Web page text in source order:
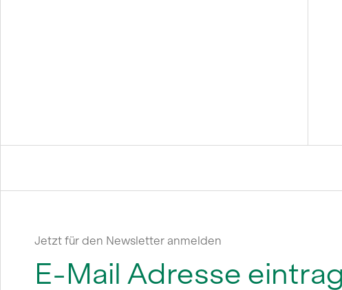
Jetzt für den Newsletter anmelden